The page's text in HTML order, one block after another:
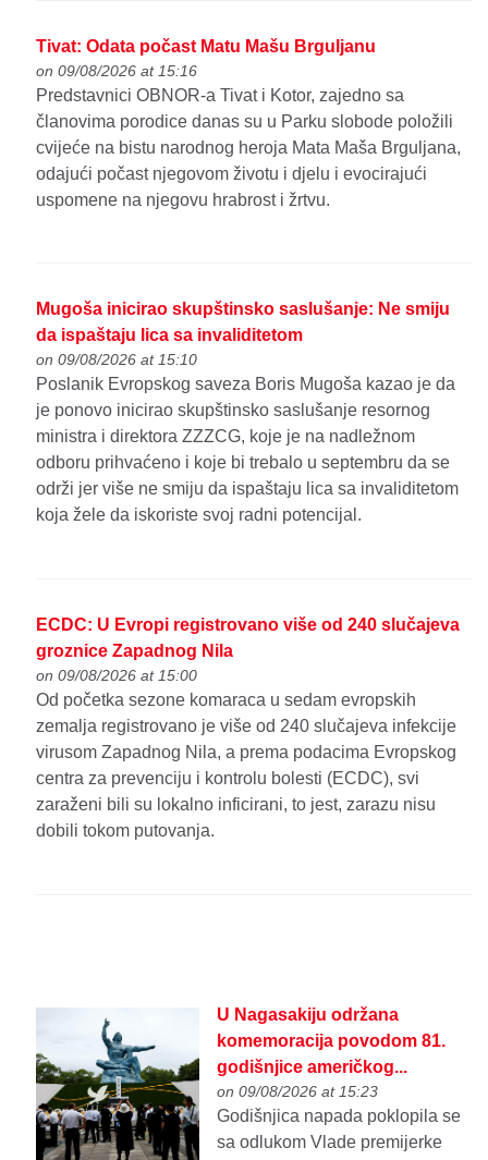
Tivat: Odata počast Matu Mašu Brguljanu
on 09/08/2026 at 15:16
Predstavnici OBNOR-a Tivat i Kotor, zajedno sa
članovima porodice danas su u Parku slobode položili
cvijeće na bistu narodnog heroja Mata Maša Brguljana,
odajući počast njegovom životu i djelu i evocirajući
uspomene na njegovu hrabrost i žrtvu.
Mugoša inicirao skupštinsko saslušanje: Ne smiju
da ispaštaju lica sa invaliditetom
on 09/08/2026 at 15:10
Poslanik Evropskog saveza Boris Mugoša kazao je da
je ponovo inicirao skupštinsko saslušanje resornog
ministra i direktora ZZZCG, koje je na nadležnom
odboru prihvaćeno i koje bi trebalo u septembru da se
održi jer više ne smiju da ispaštaju lica sa invaliditetom
koja žele da iskoriste svoj radni potencijal.
ECDC: U Evropi registrovano više od 240 slučajeva
groznice Zapadnog Nila
on 09/08/2026 at 15:00
Od početka sezone komaraca u sedam evropskih
zemalja registrovano je više od 240 slučajeva infekcije
virusom Zapadnog Nila, a prema podacima Evropskog
centra za prevenciju i kontrolu bolesti (ECDC), svi
zaraženi bili su lokalno inficirani, to jest, zarazu nisu
dobili tokom putovanja.
U Nagasakiju održana
komemoracija povodom 81.
godišnjice američkog...
on 09/08/2026 at 15:23
Godišnjica napada poklopila se
sa odlukom Vlade premijerke